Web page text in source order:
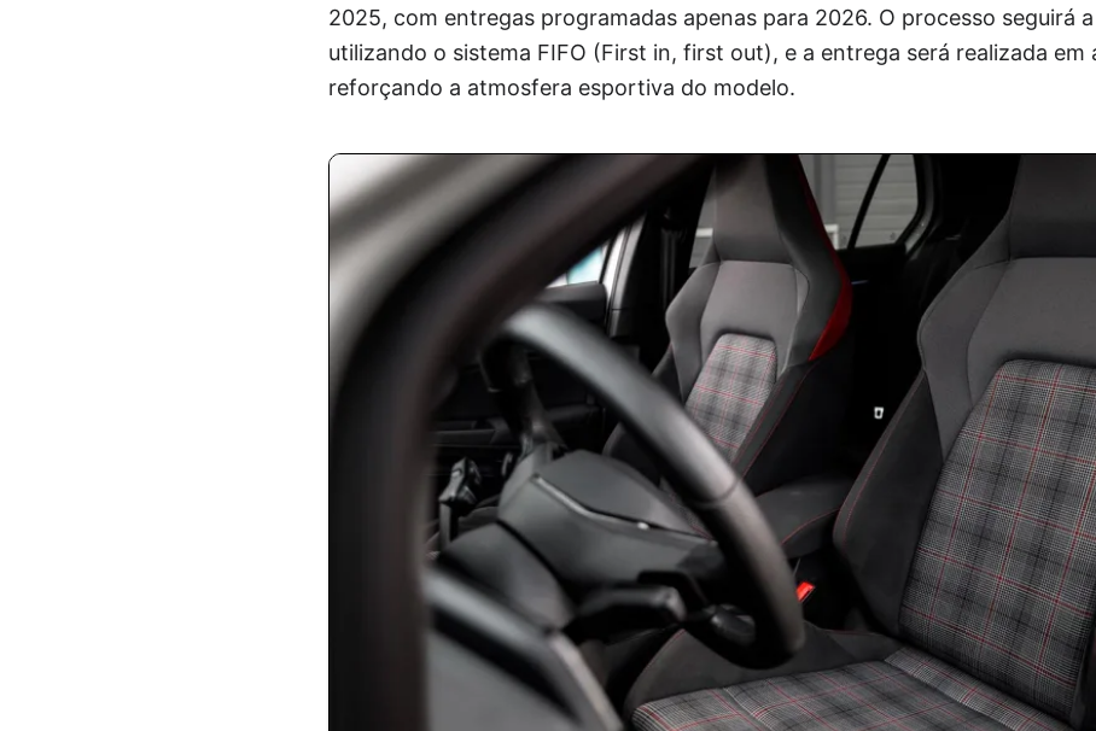
2025, com entregas programadas apenas para 2026. O processo seguirá
utilizando o sistema FIFO (First in, first out), e a entrega será realizada em
reforçando a atmosfera esportiva do modelo.